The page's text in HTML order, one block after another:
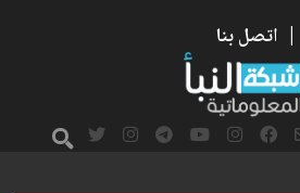
| اتصل بنا